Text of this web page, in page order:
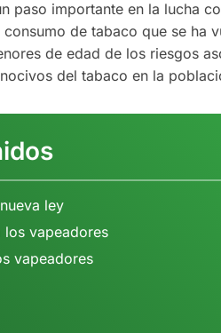
paso importante en la lucha
de tabaco que se ha
de edad de los riesgos
del tabaco en la
ley
los vapeadores
vapeadores